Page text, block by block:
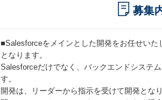
募集
■Salesforceをメインとした開発をお任せい
となります。
Salesforceだけでなく、バックエンドシステ
す。
開発は、リーダーから指示を受けて開発とな